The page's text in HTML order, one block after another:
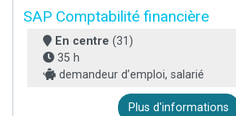
SAP Comptabilité financière
En centre (31)
35 h
demandeur d’emploi, salarié
Plus d'informations